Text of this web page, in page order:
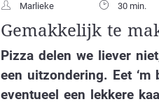
Marlieke 30 min.
Gemakkelijk te
Pizza delen we liever
een uitzondering. Eet
eventueel een lekkere